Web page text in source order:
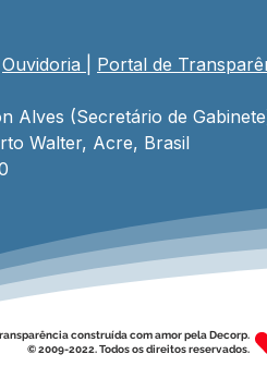
Em comemoração
Prefeito César
autoriza R$ 1,7 milhão
investimentos para
Ouvidoria Portal de
Alves (Secretário de
Walter, Acre, Brasil
construída com amor pela Decorp.
© 2009-2022. Todos os direitos reservados.